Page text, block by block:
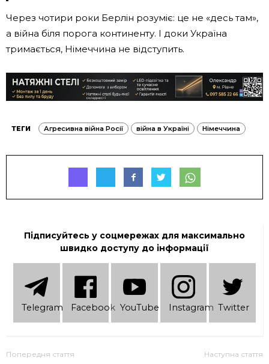
Через чотири роки Берлін розуміє: це не «десь там»,
а війна біля порога континенту. І доки Україна
тримається, Німеччина не відступить.
ТЕГИ Агресивна війна Росії війна в Україні Німеччина
Підписуйтесь у соцмережах для максимально
швидко доступу до інформації
Telеgram Facebook YouTube Instagram Twitter
Попередня стаття Наступна стаття